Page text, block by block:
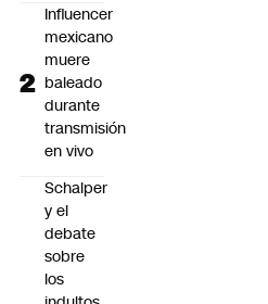
Influencer
mexicano
muere
baleado
durante
transmisión
en vivo
Schalper
y el
debate
sobre
los